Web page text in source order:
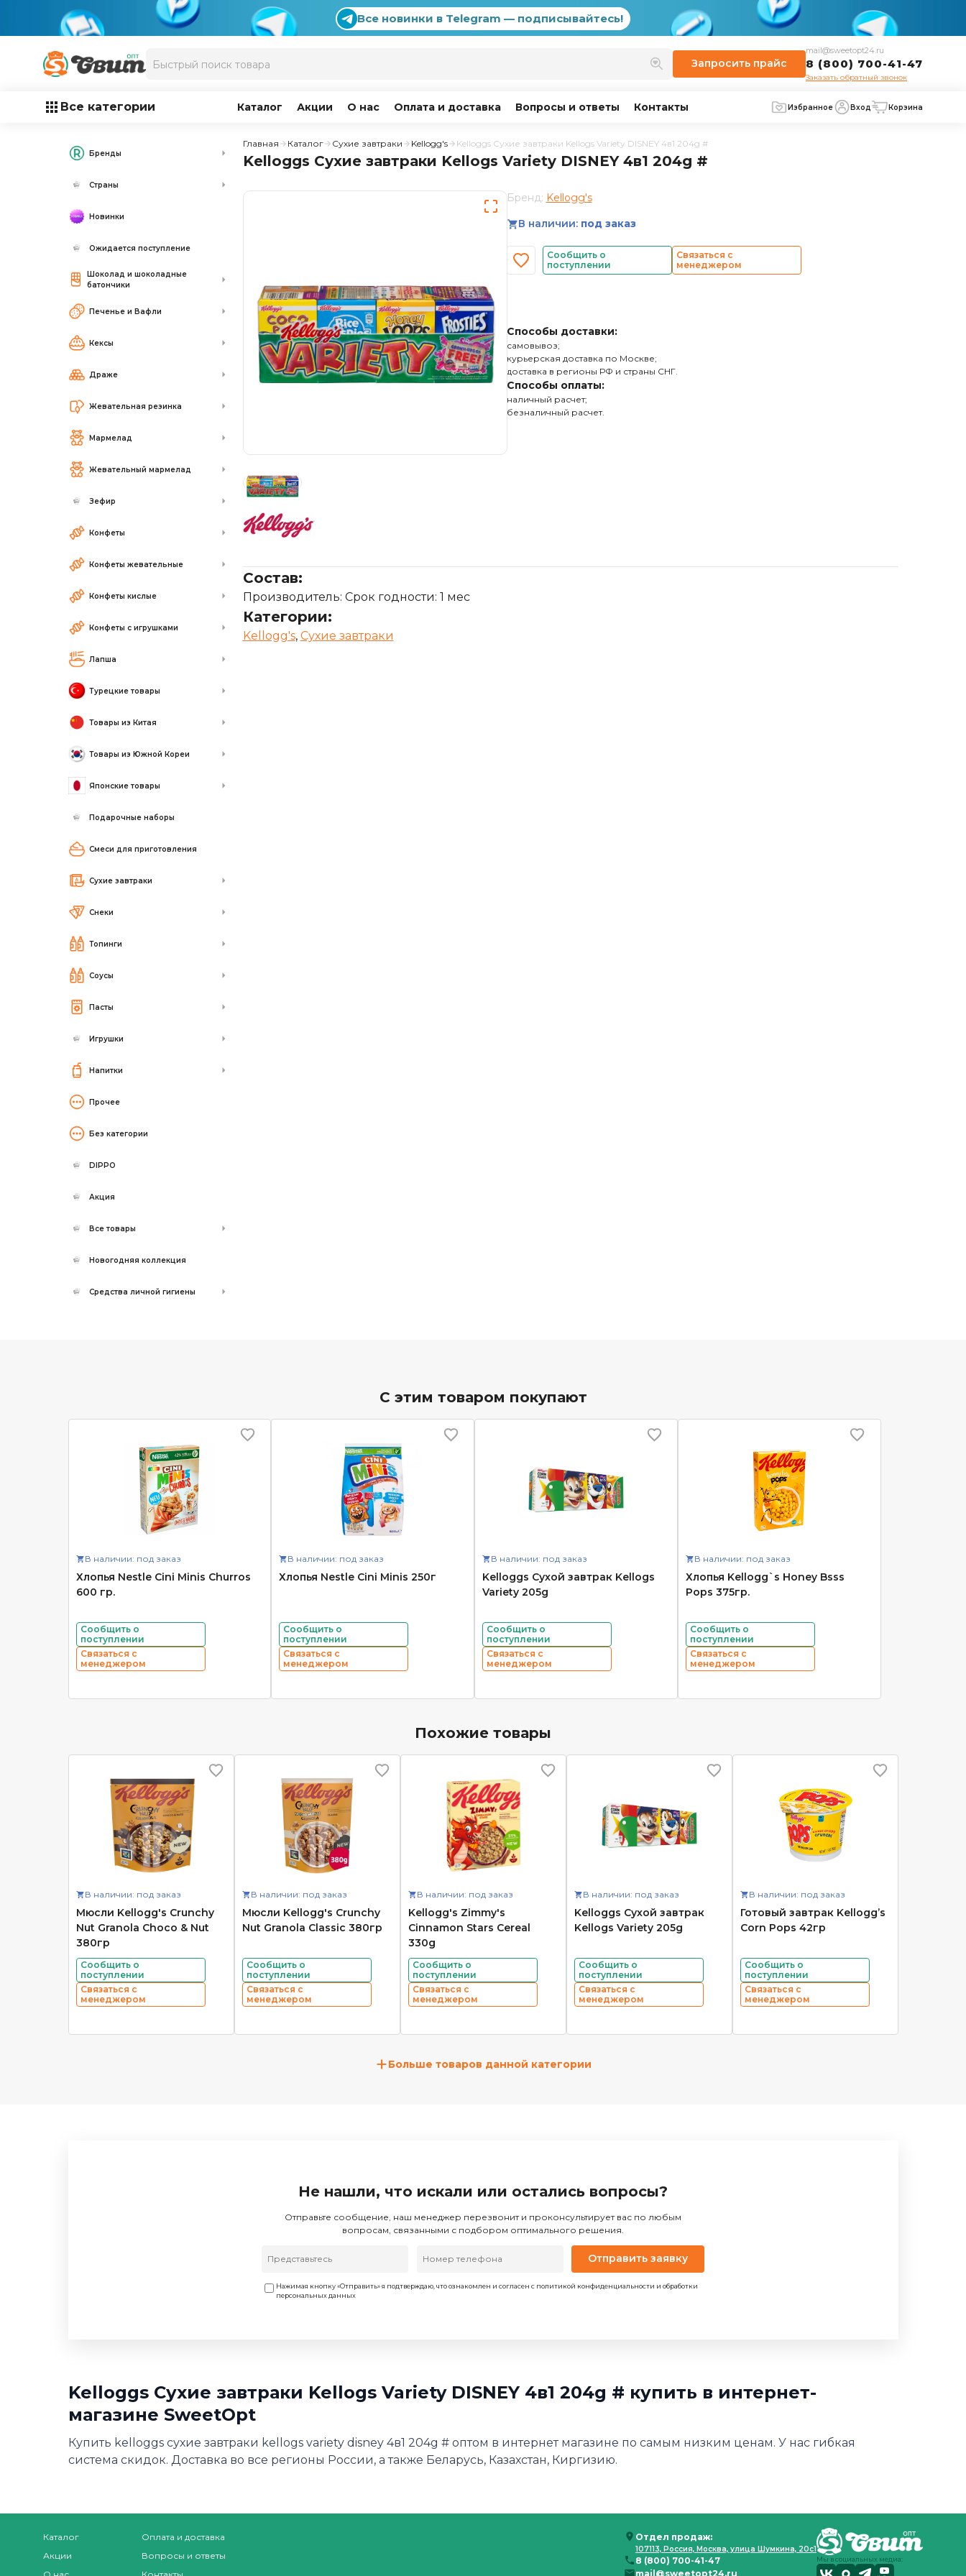
Все новинки в Telegram — подписывайтесь!
Запросить прайс
mail@sweetopt24.ru
8 (800) 700-41-47
Заказать обратный звонок
Все категории Каталог Акции О нас Оплата и доставка Вопросы и ответы Контакты Избранное Вход Корзина
Бренды
Страны
Новинки
Ожидается поступление
Шоколад и шоколадные
батончики
Печенье и Вафли
Кексы
Драже
Жевательная резинка
Мармелад
Жевательный мармелад
Зефир
Конфеты
Конфеты жевательные
Конфеты кислые
Конфеты с игрушками
Лапша
Турецкие товары
Товары из Китая
Товары из Южной Кореи
Японские товары
Подарочные наборы
Смеси для приготовления
Сухие завтраки
Снеки
Топинги
Соусы
Пасты
Игрушки
Напитки
Прочее
Без категории
DIPPO
Акция
Все товары
Новогодняя коллекция
Средства личной гигиены
Главная Каталог Сухие завтраки Kellogg's Kelloggs Сухие завтраки Kellogs Variety DISNEY 4в1 204g #
Kelloggs Сухие завтраки Kellogs Variety DISNEY 4в1 204g #
Бренд: Kellogg's
В наличии: под заказ
Сообщить о
поступлении
Связаться с
менеджером
Способы доставки:
самовывоз;
курьерская доставка по Москве;
доставка в регионы РФ и страны СНГ.
Способы оплаты:
наличный расчет;
безналичный расчет.
Состав:
Производитель: Срок годности: 1 мес
Категории:
Kellogg's, Сухие завтраки
С этим товаром покупают
В наличии: под заказ
Хлопья Nestle Cini Minis Churros
600 гр.
Сообщить о
поступлении
Связаться с
менеджером
В наличии: под заказ
Хлопья Nestle Cini Minis 250г
Сообщить о
поступлении
Связаться с
менеджером
В наличии: под заказ
Kelloggs Сухой завтрак Kellogs
Variety 205g
Сообщить о
поступлении
Связаться с
менеджером
В наличии: под заказ
Хлопья Kellogg`s Honey Bsss
Pops 375гр.
Сообщить о
поступлении
Связаться с
менеджером
Похожие товары
В наличии: под заказ
Мюсли Kellogg's Crunchy
Nut Granola Choco & Nut
380гр
Сообщить о
поступлении
Связаться с
менеджером
В наличии: под заказ
Мюсли Kellogg's Crunchy
Nut Granola Classic 380гр
Сообщить о
поступлении
Связаться с
менеджером
В наличии: под заказ
Kellogg's Zimmy's
Cinnamon Stars Cereal
330g
Сообщить о
поступлении
Связаться с
менеджером
В наличии: под заказ
Kelloggs Сухой завтрак
Kellogs Variety 205g
Сообщить о
поступлении
Связаться с
менеджером
В наличии: под заказ
Готовый завтрак Kellogg’s
Corn Pops 42гр
Сообщить о
поступлении
Связаться с
менеджером
+Больше товаров данной категории
Не нашли, что искали или остались вопросы?
Отправьте сообщение, наш менеджер перезвонит и проконсультирует вас по любым
вопросам, связанными с подбором оптимального решения.
Отправить заявку
Нажимая кнопку «Отправить» я подтверждаю, что ознакомлен и согласен с политикой конфиденциальности и обработки
персональных данных
Kelloggs Сухие завтраки Kellogs Variety DISNEY 4в1 204g # купить в интернет-
магазине SweetOpt
Купить kelloggs сухие завтраки kellogs variety disney 4в1 204g # оптом в интернет магазине по самым низким ценам. У нас гибкая
система скидок. Доставка во все регионы России, а также Беларусь, Казахстан, Киргизию.
Каталог
Акции
Оплата и доставка
Вопросы и ответы
Отдел продаж:
107113, Россия, Москва, улица Шумкина, 20с1
8 (800) 700-41-47
mail@sweetopt24.ru
Мы в социальных медиа: